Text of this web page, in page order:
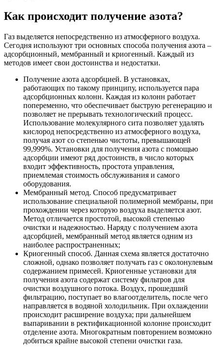
Как происходит получение азота?
Газ выделяется непосредственно из атмосферного воздуха.
Сегодня используют три основных способа получения азота –
адсорбционный, мембранный и криогенный. Каждый из
методов имеет свои достоинства и недостатки.
Получение азота адсорбцией. В установках,
работающих по такому принципу, используется пара
адсорбционных колонн. Каждая из колонн работает
попеременно, что обеспечивает быструю регенерацию и
позволяет не прерывать технологический процесс.
Использование молекулярного сита позволяет удалять
кислород непосредственно из атмосферного воздуха,
получая азот со степенью чистоты, превышающей
99,999%. Установки для получения азота с помощью
адсорбции имеют ряд достоинств, в число которых
входит эффективность, простота управления,
приемлемая стоимость обслуживания и самого
оборудования.
Мембранный метод. Способ предусматривает
использование специальной полимерной мембраны, при
прохождении через которую воздуха выделяется азот.
Метод отличается простотой, высокой степенью
очистки и надежностью. Наряду с получением азота
адсорбцией, мембранный метод является одним из
наиболее распространенных;
Криогенный способ. Данная схема является достаточно
сложной, однако позволяет получать газ с околонулевым
содержанием примесей. Криогенные установки для
получения азота содержат систему фильтров для
очистки воздушного потока. Воздух, прошедший
фильтрацию, поступает во влагоотделитель, после чего
направляется в водяной холодильник. При охлаждении
происходит расширение воздуха; при дальнейшем
выпаривании в ректификационной колонне происходит
отделение азота. Многократным повторением возможно
добиться крайне высокой степени очистки газа.